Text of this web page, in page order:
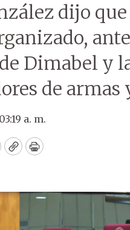
dijo
Dimabel y
de armas
a. m.
CopyPrint